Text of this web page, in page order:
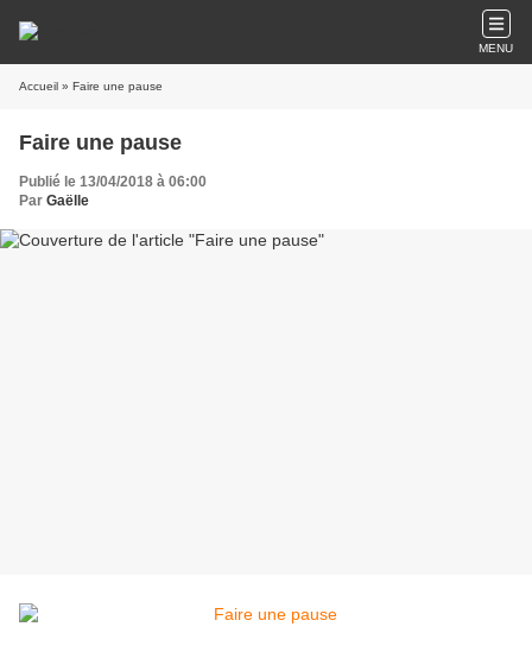
MENU
Accueil » Faire une pause
Faire une pause
Publié le 13/04/2018 à 06:00
Par Gaëlle